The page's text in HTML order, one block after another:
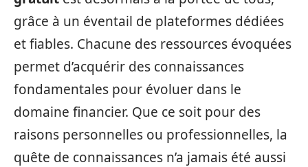
grâce à un éventail de plateformes dédiées
et fiables. Chacune des ressources évoquées
permet d’acquérir des connaissances
fondamentales pour évoluer dans le
domaine financier. Que ce soit pour des
raisons personnelles ou professionnelles, la
quête de connaissances n’a jamais été aussi